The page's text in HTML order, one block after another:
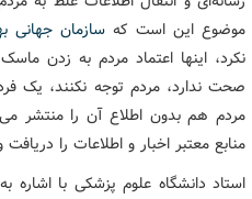
موضوع این است که سازمان جهانی
نکرد، اینها اعتماد مردم به زدن
صحت ندارد، مردم توجه نکنند، یک
مردم هم بدون اطلاع آن را منتشر
منابع معتبر اخبار و اطلاعات را
استاد دانشگاه علوم پزشکی با اشاره